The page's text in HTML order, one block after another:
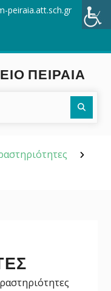
peiraia.att.sch.gr
ΠΕΙΡΑΙΆ